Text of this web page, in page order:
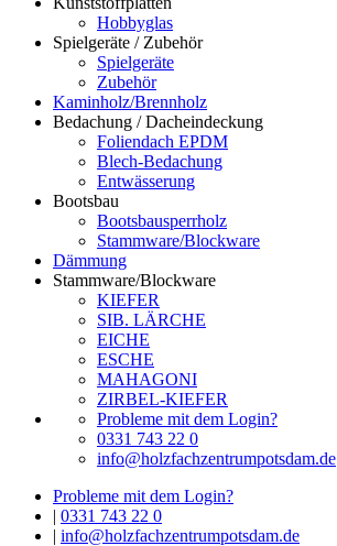
Hobbyglas
Spielgeräte / Zubehör
Spielgeräte
Zubehör
Kaminholz/Brennholz
Bedachung / Dacheindeckung
Foliendach EPDM
Blech-Bedachung
Entwässerung
Bootsbau
Bootsbausperrholz
Stammware/Blockware
Dämmung
Stammware/Blockware
KIEFER
SIB. LÄRCHE
EICHE
ESCHE
MAHAGONI
ZIRBEL-KIEFER
Probleme mit dem Login?
0331 743 22 0
info@holzfachzentrumpotsdam.de
Probleme mit dem Login?
| 0331 743 22 0
| info@holzfachzentrumpotsdam.de